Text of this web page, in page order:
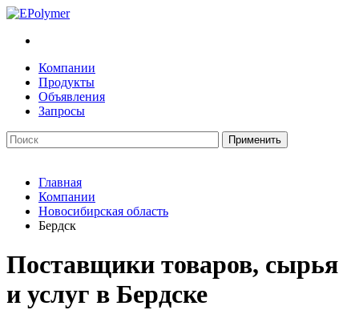
Компании
Продукты
Объявления
Запросы
Главная
Компании
Новосибирская область
Бердск
Поставщики товаров, сырья
и услуг в Бердске